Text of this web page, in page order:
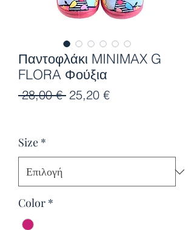
Παντοφλάκι MINIMAX G
FLORA Φούξια
28,00 € Κανονική
25,20 €Τιμή
Size *
Color *